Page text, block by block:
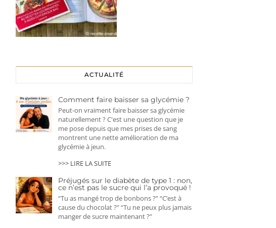
ACTUALITÉ
Comment faire baisser sa glycémie ?
Peut-on vraiment faire baisser sa glycémie
naturellement ? C'est une question que je
me pose depuis que mes prises de sang
montrent une nette amélioration de ma
glycémie à jeun.
>>> LIRE LA SUITE
Préjugés sur le diabète de type 1 : non,
ce n’est pas le sucre qui l’a provoqué !
“Tu as mangé trop de bonbons ?” “C’est à
cause du chocolat ?” “Tu ne peux plus jamais
manger de sucre maintenant ?”